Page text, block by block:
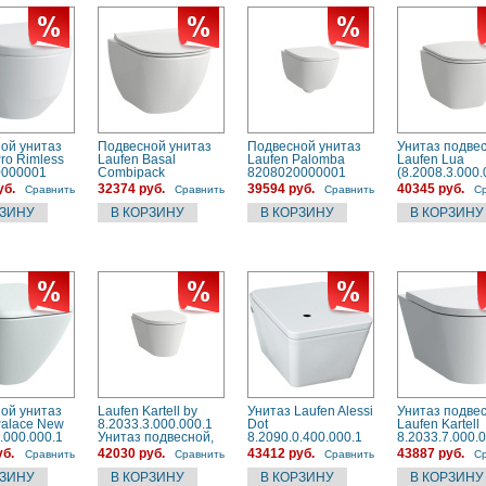
унитаз
Rimless
Сравнить
Подвесной унитаз
Laufen Basal
Combipack
8.66E1.0.000.000.1 с
микролифтом
32374 руб. Сравнить
Подвесной унитаз
Laufen Palomba
8208020000001
39594 руб.
Сравнить
Унитаз
Laufen Lua
белый
40345 руб.
унитаз
New
Сравнить
Laufen Kartell by
8.2033.3.000.000.1
Унитаз подвесной,
безободковый,
укороченный
42030 руб. Сравнить
Унитаз Laufen Alessi
Dot
8.2090.0.400.000.1
подвесной без
сиденья
43412 руб. Сравнить
Унитаз
Laufen Kartell
43887 руб.